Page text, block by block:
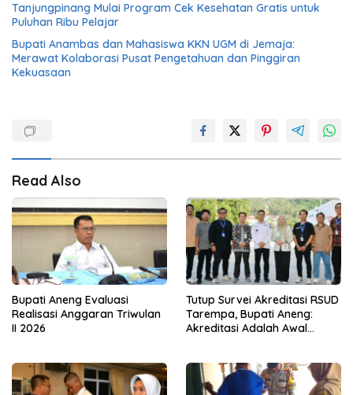
Tanjungpinang Mulai Program Cek Kesehatan Gratis untuk
Puluhan Ribu Pelajar
Bupati Anambas dan Mahasiswa KKN UGM di Jemaja:
Merawat Kolaborasi Pusat Pengetahuan dan Pinggiran
Kekuasaan
Read Also
Bupati Aneng Evaluasi
Realisasi Anggaran Triwulan
II 2026
Tutup Survei Akreditasi RSUD
Tarempa, Bupati Aneng:
Akreditasi Adalah Awal